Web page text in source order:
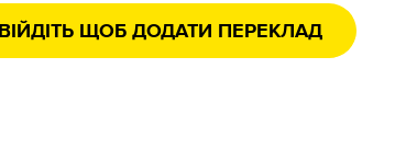
ЩОБ ДОДАТИ ПЕРЕКЛАД